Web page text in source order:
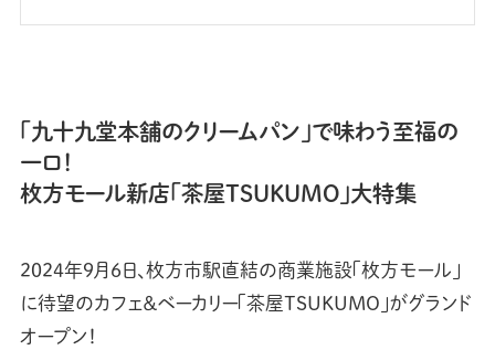
「九十九堂本舗のクリームパン」で味わう至福の
一口！
枚方モール新店「茶屋TSUKUMO」大特集
2024年9月6日、枚方市駅直結の商業施設「枚方モール」
に待望のカフェ＆ベーカリー「茶屋TSUKUMO」がグランド
オープン！